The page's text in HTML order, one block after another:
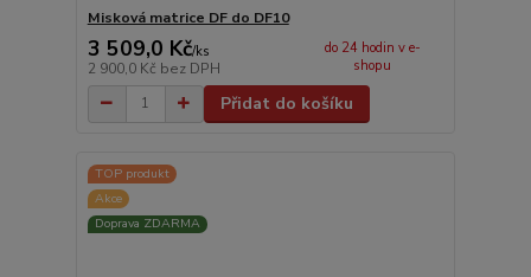
Misková matrice DF do DF10
3 509,0 Kč/ks
2 900,0 Kč bez DPH
do 24 hodin v e-
shopu
Přidat do košíku
TOP produkt
Akce
Doprava ZDARMA